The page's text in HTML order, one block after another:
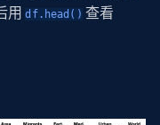
用df.head() 查看